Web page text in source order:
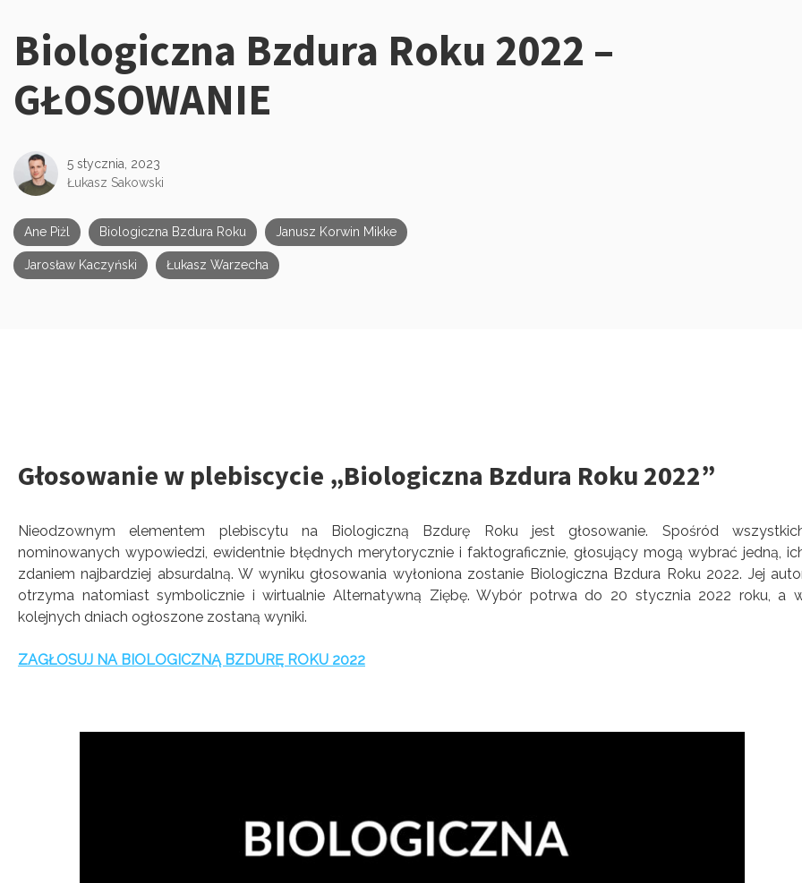
Kategorie:
Biologiczna Bzdura Roku 2022 –
GŁOSOWANIE
5 stycznia, 2023
Łukasz Sakowski
Ane Piżl Biologiczna Bzdura Roku Janusz Korwin Mikke
Jarosław Kaczyński Łukasz Warzecha
Głosowanie w plebiscycie „Biologiczna Bzdura Roku 2022”
Nieodzownym elementem plebiscytu na Biologiczną Bzdurę Roku jest głosowanie. Spośród
nominowanych wypowiedzi, ewidentnie błędnych merytorycznie i faktograficznie, głosujący mogą wybrać jedną,
zdaniem najbardziej absurdalną. W wyniku głosowania wyłoniona zostanie Biologiczna Bzdura Roku 2022. Jej
otrzyma natomiast symbolicznie i wirtualnie Alternatywną Ziębę. Wybór potrwa do 20 stycznia 2022 roku, a
kolejnych dniach ogłoszone zostaną wyniki.
ZAGŁOSUJ NA BIOLOGICZNĄ BZDURĘ ROKU 2022